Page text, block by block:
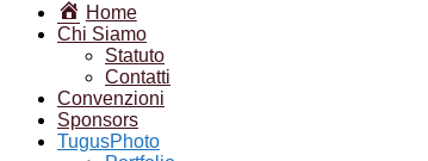
Home
Chi Siamo
Statuto
Contatti
Convenzioni
Sponsors
TugusPhoto